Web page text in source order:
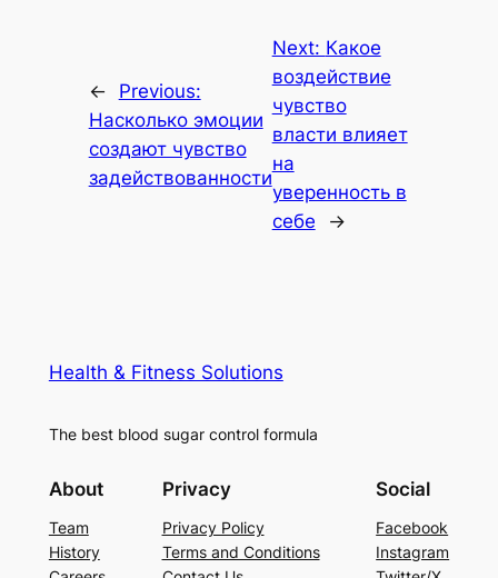
←
Previous:
Насколько эмоции
создают чувство
задействованности
Next: Какое
воздействие
чувство
власти влияет
на
уверенность в
себе
→
Health & Fitness Solutions
The best blood sugar control formula
About
Team
History
Privacy
Privacy Policy
Terms and Conditions
Social
Facebook
Instagram